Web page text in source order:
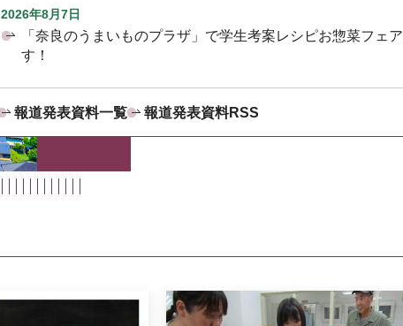
2026年8月7日
「奈良のうまいものプラザ」で学生考案レシピお惣菜フェ
す！
報道発表資料一覧 報道発表資料RSS